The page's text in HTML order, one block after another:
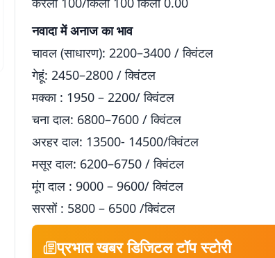
नवादा में अनाज का भाव
चावल (साधारण): 2200–3400 / क्विंटल
गेहूं: 2450–2800 / क्विंटल
मक्का : 1950 – 2200/ क्विंटल
चना दाल: 6800–7600 / क्विंटल
अरहर दाल: 13500- 14500/क्विंटल
मसूर दाल: 6200–6750 / क्विंटल
मूंग दाल : 9000 – 9600/ क्विंटल
सरसों : 5800 – 6500 /क्विंटल
प्रभात खबर डिजिटल टॉप स्टोरी